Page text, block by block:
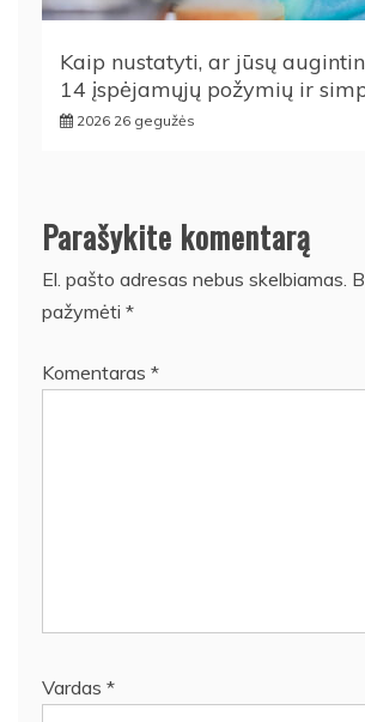
Kaip nustatyti, ar jūsų
14 įspėjamųjų požymių ir
2026 26 gegužės
Parašykite komentarą
El. pašto adresas nebus skelbiamas.
pažymėti *
Komentaras *
Vardas *